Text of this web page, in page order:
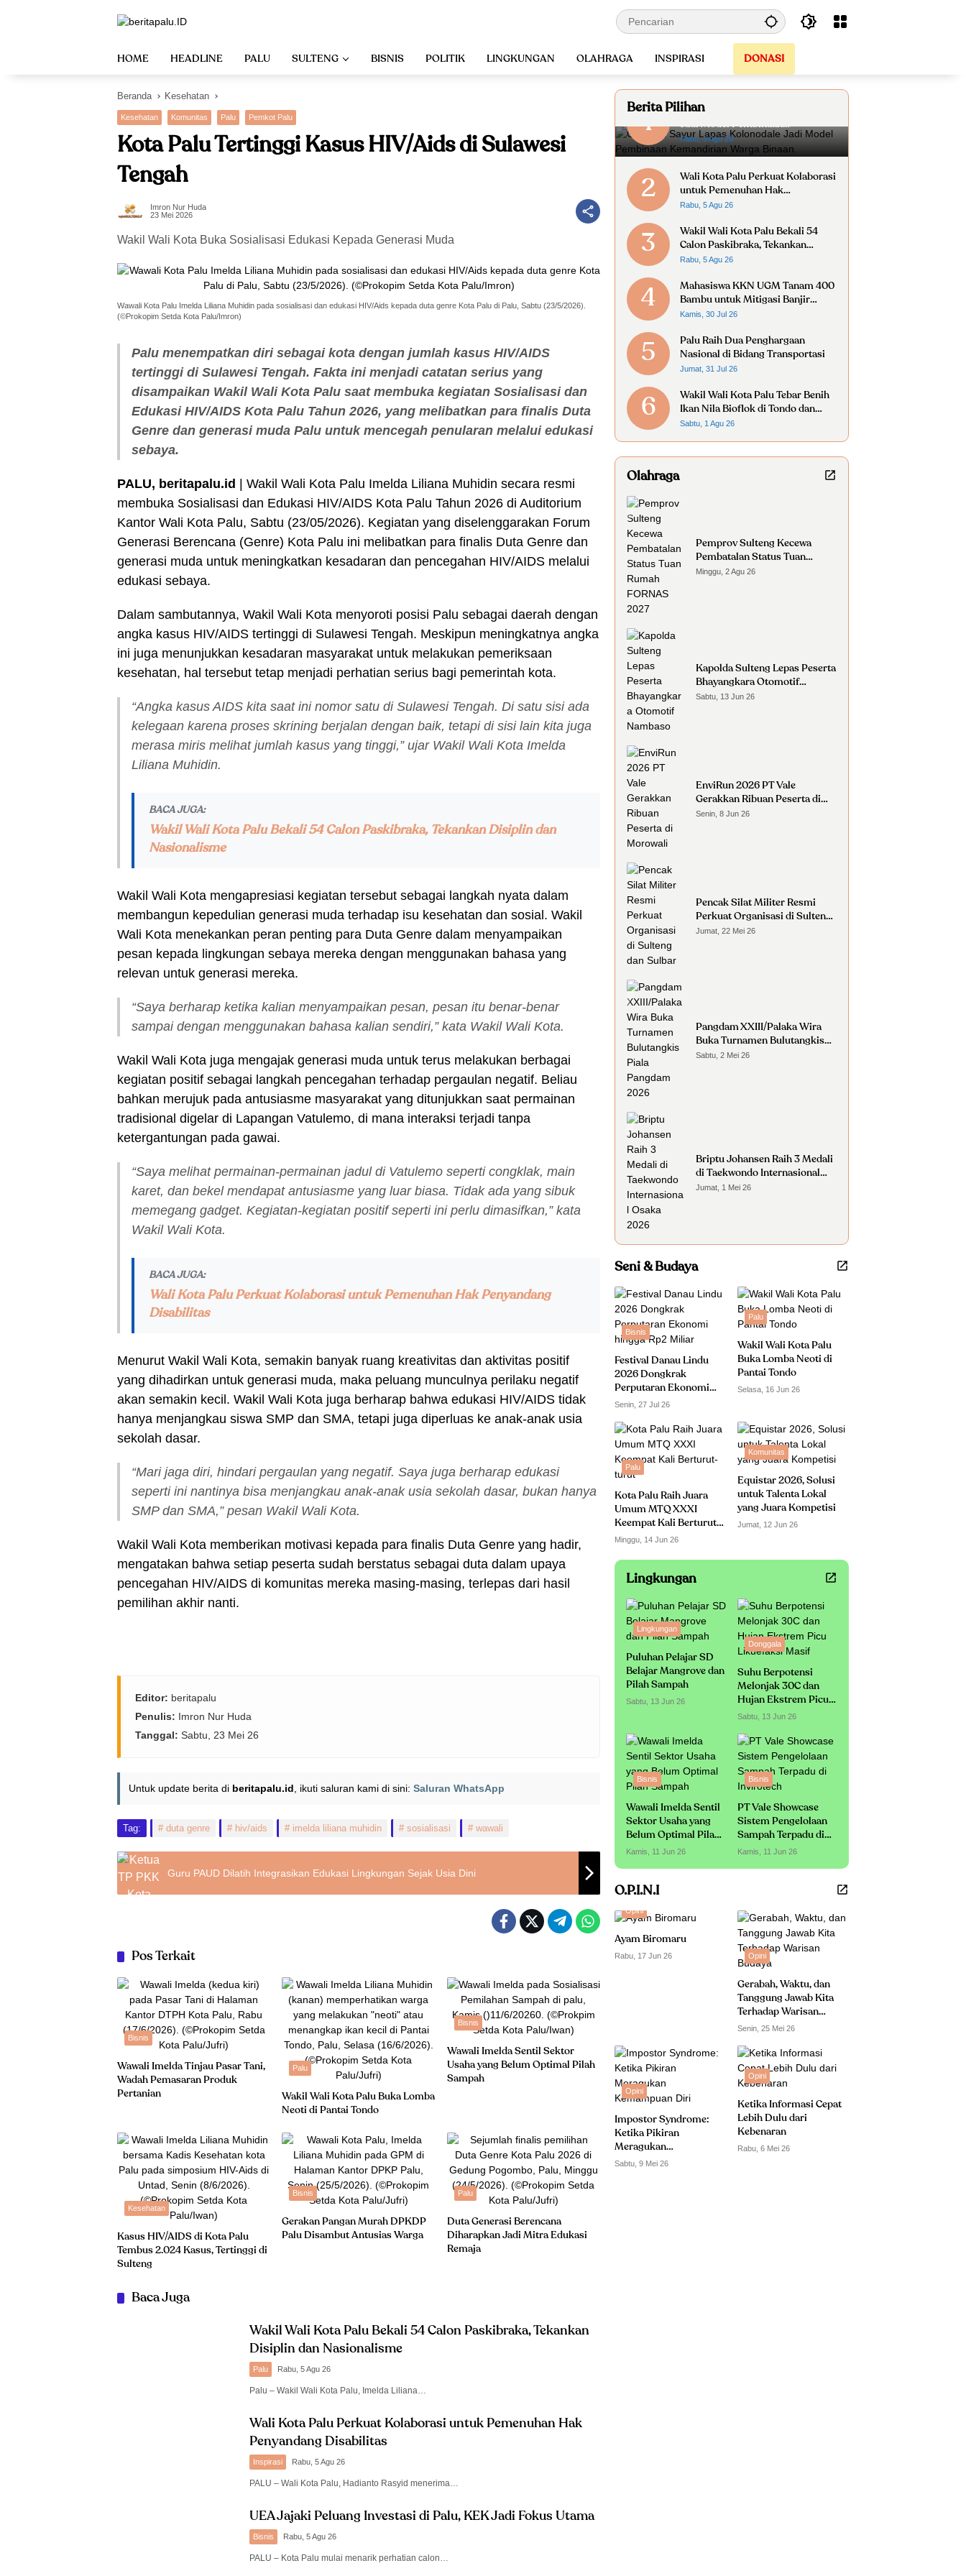
HOME HEADLINE PALU SULTENG BISNIS POLITIK LINGKUNGAN OLAHRAGA INSPIRASI DONASI
Beranda Kesehatan
Kesehatan Komunitas Palu Pemkot Palu
Kota Palu Tertinggi Kasus HIV/Aids di Sulawesi
Tengah
Imron Nur Huda
23 Mei 2026
Wakil Wali Kota Buka Sosialisasi Edukasi Kepada Generasi Muda
Wawali Kota Palu Imelda Liliana Muhidin pada sosialisasi dan edukasi HIV/Aids kepada duta genre Kota Palu di Palu, Sabtu (23/5/2026).
(©Prokopim Setda Kota Palu/Imron)
Palu menempatkan diri sebagai kota dengan jumlah kasus HIV/AIDS
tertinggi di Sulawesi Tengah. Fakta ini menjadi catatan serius yang
disampaikan Wakil Wali Kota Palu saat membuka kegiatan Sosialisasi dan
Edukasi HIV/AIDS Kota Palu Tahun 2026, yang melibatkan para finalis Duta
Genre dan generasi muda Palu untuk mencegah penularan melalui edukasi
sebaya.
PALU, beritapalu.id
| Wakil Wali Kota Palu Imelda Liliana Muhidin secara resmi
membuka Sosialisasi dan Edukasi HIV/AIDS Kota Palu Tahun 2026 di Auditorium
Kantor Wali Kota Palu, Sabtu (23/05/2026). Kegiatan yang diselenggarakan Forum
Generasi Berencana (Genre) Kota Palu ini melibatkan para finalis Duta Genre dan
generasi muda untuk meningkatkan kesadaran dan pencegahan HIV/AIDS melalui
edukasi sebaya.
Dalam sambutannya, Wakil Wali Kota menyoroti posisi Palu sebagai daerah dengan
angka kasus HIV/AIDS tertinggi di Sulawesi Tengah. Meskipun meningkatnya angka
ini juga menunjukkan kesadaran masyarakat untuk melakukan pemeriksaan
kesehatan, hal tersebut tetap menjadi perhatian serius bagi pemerintah kota.
“Angka kasus AIDS kita saat ini nomor satu di Sulawesi Tengah. Di satu sisi ada
kelegaan karena proses skrining berjalan dengan baik, tetapi di sisi lain kita juga
merasa miris melihat jumlah kasus yang tinggi,” ujar Wakil Wali Kota Imelda
Liliana Muhidin.
BACA JUGA:
Wakil Wali Kota Palu Bekali 54 Calon Paskibraka, Tekankan Disiplin dan
Nasionalisme
Wakil Wali Kota mengapresiasi kegiatan tersebut sebagai langkah nyata dalam
membangun kepedulian generasi muda terhadap isu kesehatan dan sosial. Wakil
Wali Kota menekankan peran penting para Duta Genre dalam menyampaikan
pesan kepada lingkungan sebaya mereka dengan menggunakan bahasa yang
relevan untuk generasi mereka.
“Saya berharap ketika kalian menyampaikan pesan, pesan itu benar-benar
sampai dengan menggunakan bahasa kalian sendiri,” kata Wakil Wali Kota.
Wakil Wali Kota juga mengajak generasi muda untuk terus melakukan berbagai
kegiatan positif sebagai langkah pencegahan terhadap pergaulan negatif. Beliau
bahkan merujuk pada antusiasme masyarakat yang ditunjukkan saat permainan
tradisional digelar di Lapangan Vatulemo, di mana interaksi terjadi tanpa
ketergantungan pada gawai.
“Saya melihat permainan-permainan jadul di Vatulemo seperti congklak, main
karet, dan bekel mendapat antusiasme yang luar biasa. Tidak ada yang sibuk
memegang gadget. Kegiatan-kegiatan positif seperti ini perlu dimasifkan,” kata
Wakil Wali Kota.
BACA JUGA:
Wali Kota Palu Perkuat Kolaborasi untuk Pemenuhan Hak Penyandang
Disabilitas
Menurut Wakil Wali Kota, semakin banyak ruang kreativitas dan aktivitas positif
yang dihadirkan untuk generasi muda, maka peluang munculnya perilaku negatif
akan semakin kecil. Wakil Wali Kota juga berharap bahwa edukasi HIV/AIDS tidak
hanya menjangkau siswa SMP dan SMA, tetapi juga diperluas ke anak-anak usia
sekolah dasar.
“Mari jaga diri, hindari pergaulan yang negatif. Saya juga berharap edukasi
seperti ini nantinya bisa menjangkau anak-anak usia sekolah dasar, bukan hanya
SMP dan SMA,” pesan Wakil Wali Kota.
Wakil Wali Kota memberikan motivasi kepada para finalis Duta Genre yang hadir,
mengatakan bahwa setiap peserta sudah berstatus sebagai duta dalam upaya
pencegahan HIV/AIDS di komunitas mereka masing-masing, terlepas dari hasil
pemilihan akhir nanti.
Editor: beritapalu
Penulis: Imron Nur Huda
Tanggal: Sabtu, 23 Mei 26
Untuk update berita di beritapalu.id , ikuti saluran kami di sini: Saluran WhatsApp
Tag: duta genre hiv/aids imelda liliana muhidin sosialisasi wawali
Guru PAUD Dilatih Integrasikan Edukasi Lingkungan Sejak Usia Dini
Pos Terkait
Bisnis
Wawali Imelda Tinjau Pasar Tani,
Wadah Pemasaran Produk
Pertanian
Palu
Wakil Wali Kota Palu Buka Lomba
Neoti di Pantai Tondo
Bisnis
Wawali Imelda Sentil Sektor
Usaha yang Belum Optimal Pilah
Sampah
Kesehatan
Kasus HIV/AIDS di Kota Palu
Tembus 2.024 Kasus, Tertinggi di
Sulteng
Bisnis
Gerakan Pangan Murah DPKDP
Palu Disambut Antusias Warga
Palu
Duta Generasi Berencana
Diharapkan Jadi Mitra Edukasi
Remaja
Baca Juga
Wakil Wali Kota Palu Bekali 54 Calon Paskibraka, Tekankan
Disiplin dan Nasionalisme
Palu Rabu, 5 Agu 26
Palu – Wakil Wali Kota Palu, Imelda Liliana…
Wali Kota Palu Perkuat Kolaborasi untuk Pemenuhan Hak
Penyandang Disabilitas
Inspirasi Rabu, 5 Agu 26
PALU – Wali Kota Palu, Hadianto Rasyid menerima…
UEA Jajaki Peluang Investasi di Palu, KEK Jadi Fokus Utama
Bisnis Rabu, 5 Agu 26
PALU – Kota Palu mulai menarik perhatian calon…
Berita Pilihan
1
Gerobak Sayur Lapas Kolonodale
Jadi Model Pembinaan
Kemandirian Warga Binaan
Rabu, 5 Agu 26
2
Wali Kota Palu Perkuat Kolaborasi
untuk Pemenuhan Hak
Penyandang Disabilitas
Rabu, 5 Agu 26
3
Wakil Wali Kota Palu Bekali 54
Calon Paskibraka, Tekankan
Disiplin dan Nasionalisme
Rabu, 5 Agu 26
4
Mahasiswa KKN UGM Tanam 400
Bambu untuk Mitigasi Banjir
Berbasis Ekologi di Desa Limboro
Kamis, 30 Jul 26
5
Palu Raih Dua Penghargaan
Nasional di Bidang Transportasi
Jumat, 31 Jul 26
6
Wakil Wali Kota Palu Tebar Benih
Ikan Nila Bioflok di Tondo dan
Kabonena
Sabtu, 1 Agu 26
Olahraga
Pemprov Sulteng Kecewa
Pembatalan Status Tuan
Rumah FORNAS 2027
Minggu, 2 Agu 26
Kapolda Sulteng Lepas Peserta
Bhayangkara Otomotif
Nambaso
Sabtu, 13 Jun 26
EnviRun 2026 PT Vale
Gerakkan Ribuan Peserta di
Morowali
Senin, 8 Jun 26
Pencak Silat Militer Resmi
Perkuat Organisasi di Sulteng
dan Sulbar
Jumat, 22 Mei 26
Pangdam XXIII/Palaka Wira
Buka Turnamen Bulutangkis
Piala Pangdam 2026
Sabtu, 2 Mei 26
Briptu Johansen Raih 3 Medali
di Taekwondo Internasional
Osaka 2026
Jumat, 1 Mei 26
Seni & Budaya
Bisnis
Festival Danau Lindu
2026 Dongkrak
Perputaran Ekonomi
hingga Rp2 Miliar
Senin, 27 Jul 26
Palu
Wakil Wali Kota Palu
Buka Lomba Neoti di
Pantai Tondo
Selasa, 16 Jun 26
Palu
Kota Palu Raih Juara
Umum MTQ XXXI
Keempat Kali Berturut-
turut
Minggu, 14 Jun 26
Komunitas
Equistar 2026, Solusi
untuk Talenta Lokal
yang Juara Kompetisi
Jumat, 12 Jun 26
Lingkungan
Lingkungan
Puluhan Pelajar SD
Belajar Mangrove dan
Pilah Sampah
Sabtu, 13 Jun 26
Donggala
Suhu Berpotensi
Melonjak 30C dan
Hujan Ekstrem Picu
Likuefaksi Masif
Sabtu, 13 Jun 26
Bisnis
Wawali Imelda Sentil
Sektor Usaha yang
Belum Optimal Pilah
Sampah
Kamis, 11 Jun 26
Bisnis
PT Vale Showcase
Sistem Pengelolaan
Sampah Terpadu di
Invirotech
Kamis, 11 Jun 26
O.P.I.N.I
Opini
Ayam Biromaru
Rabu, 17 Jun 26 Opini
Gerabah, Waktu, dan
Tanggung Jawab Kita
Terhadap Warisan
Budaya
Senin, 25 Mei 26
Opini
Impostor Syndrome:
Ketika Pikiran
Meragukan
Kemampuan Diri
Sabtu, 9 Mei 26
Opini
Ketika Informasi Cepat
Lebih Dulu dari
Kebenaran
Rabu, 6 Mei 26